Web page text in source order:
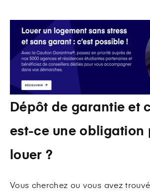
Dépôt de garantie et
est-ce une obligation
louer ?
Vous cherchez ou vous avez